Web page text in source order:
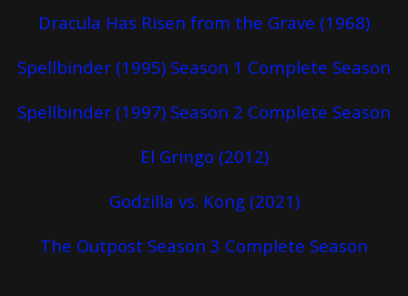
Dracula Has Risen from the Grave (1968)
Spellbinder (1995) Season 1 Complete Season
Spellbinder (1997) Season 2 Complete Season
El Gringo (2012)
Godzilla vs. Kong (2021)
The Outpost Season 3 Complete Season